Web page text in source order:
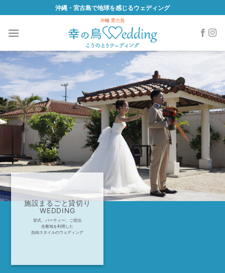
to
content
沖縄・宮古島で地球を感じるウェディング
施設ま るごと貸切り
WEDDING
挙式、パーティー、ご宿泊
全敷地を利用した
自由スタイルのウェディング